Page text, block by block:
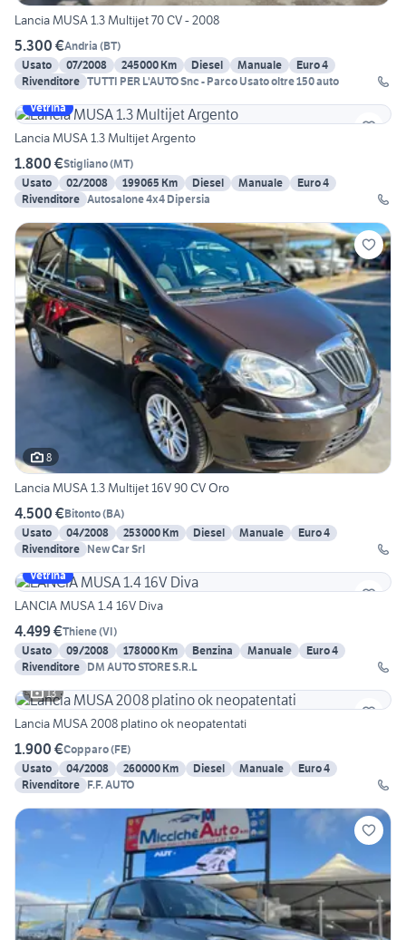
Lancia MUSA 1.3 Multijet 70 CV - 2008
5.300 €Andria (BT)
Usato
07/2008 245000 Km Diesel Manuale
Euro 4
Rivenditore TUTTI PER L'AUTO Snc - Parco Usato oltre 150 auto
Vetrina
Lancia MUSA 1.3 Multijet Argento
1.800 €Stigliano(MT)
Usato
02/2008 199065 Km Diesel Manuale
Euro 4
Rivenditore Autosalone 4x4 Dipersia
8
Lancia MUSA 1.3 Multijet 16V 90 CV Oro
4.500 €Bitonto(BA)
Usato
04/2008 253000 Km Diesel Manuale
Euro 4
Rivenditore New Car Srl
Vetrina
LANCIA MUSA 1.4 16V Diva
4.499 €Thiene(VI)
Usato
09/2008 178000 Km Benzina Manuale
Euro 4
Rivenditore DM AUTO STORE S.R.L
13
Lancia MUSA 2008 platino ok neopatentati
1.900 €Copparo(FE)
Usato
04/2008 260000 Km Diesel Manuale
Euro 4
Rivenditore F.F. AUTO